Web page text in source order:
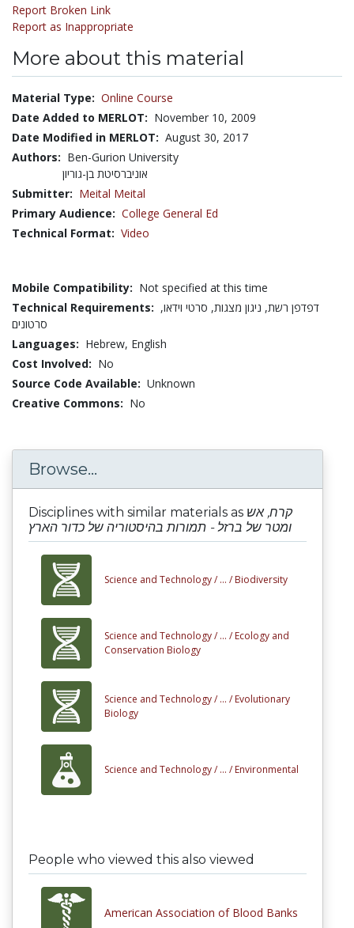
Report Broken Link
Report as Inappropriate
More about this material
Material Type: Online Course
Date Added to MERLOT: November 10, 2009
Date Modified in MERLOT: August 30, 2017
Authors: Ben-Gurion University
אוניברסיטת בן-גוריון
Submitter: Meital Meital
Primary Audience: College General Ed
Technical Format: Video
Mobile Compatibility: Not specified at this time
Technical Requirements: דפדפן רשת, ניגון מצגות, סרטי וידאו,
סרטונים
Languages: Hebrew, English
Cost Involved: No
Source Code Available: Unknown
Creative Commons: No
Browse...
Disciplines with similar materials as קרח, אש
ומטר של ברזל - תמורות בהיסטוריה של כדור הארץ
Science and Technology / ... / Biodiversity
Science and Technology / ... / Ecology and
Conservation Biology
Science and Technology / ... / Evolutionary
Biology
Science and Technology / ... / Environmental
People who viewed this also viewed
American Association of Blood Banks